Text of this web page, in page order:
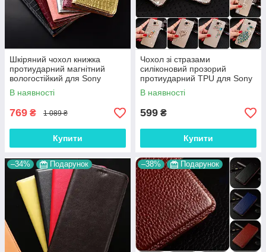
Шкіряний чохол книжка
протиударний магнітний
вологостійкий для Sony
Xperia 1 II "GOLDAX"
В наявності
769 ₴ 1 089 ₴
Купити
Чохол зі стразами
силіконовий прозорий
протиударний TPU для Sony
Xperia 1 II "DIAMOND"
В наявності
599 ₴
Купити
–34% Подарунок –38% Подарунок